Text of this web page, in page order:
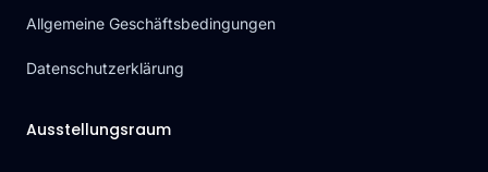
Allgemeine Geschäftsbedingungen
Datenschutzerklärung
Ausstellungsraum